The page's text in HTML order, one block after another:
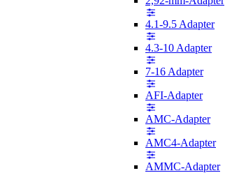
4.1-9.5 Adapter
4.3-10 Adapter
7-16 Adapter
AFI-Adapter
AMC-Adapter
AMC4-Adapter
AMMC-Adapter